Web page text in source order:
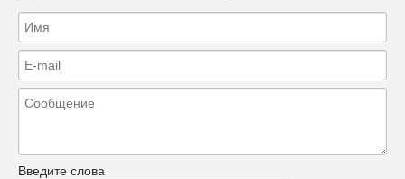
Введите слова